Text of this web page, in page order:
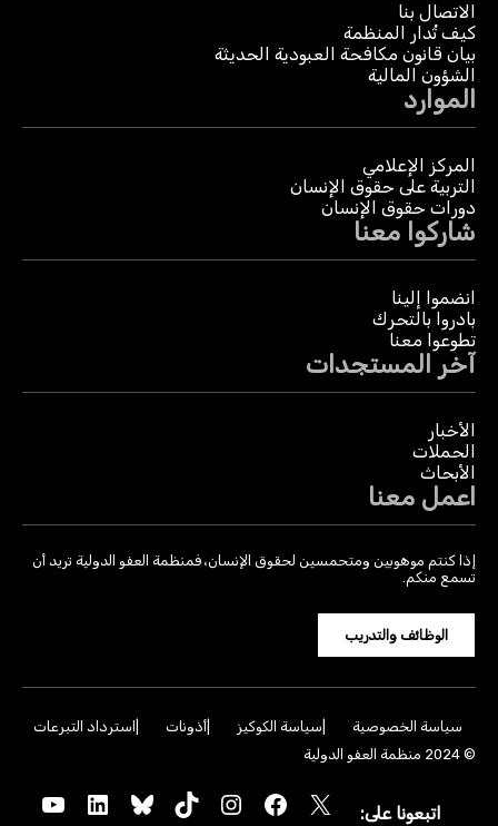
الاتصال بنا
كيف تُدار المنظمة
بيان قانون مكافحة العبودية الحديثة
الشؤون المالية
الموارد
المركز الإعلامي
التربية على حقوق الإنسان
دورات حقوق الإنسان
شاركوا معنا
انضموا إلينا
بادروا بالتحرك
تطوعوا معنا
آخر المستجدات
الأخبار
الحملات
الأبحاث
اعمل معنا
إذا كنتم موهوبين ومتحمسين لحقوق الإنسان، فمنظمة العفو الدولية تريد أن
تسمع منكم.
الوظائف والتدريب
سياسة الخصوصية سياسة الكوكيز أذونات
استرداد التبرعات
© 2024 منظمة العفو الدولية
اتبعونا على: X
Facebook
Instagram
TikTok
Bluesky
LinkedIn
YouTube